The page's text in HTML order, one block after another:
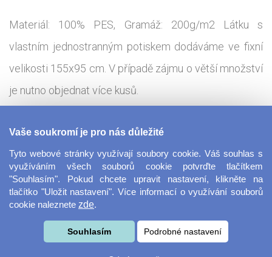
Materiál: 100% PES, Gramáž: 200g/m2 Látku s
vlastním jednostranným potiskem dodáváme ve fixní
velikosti 155x95 cm. V případě zájmu o větší množství
je nutno objednat více kusů.
Látka s potiskem dle Vašeho návrhu vhodná pro
výrobu sportovního a reklamního oblečení, nebo
bannerů. Stačí umístit libovolný vzor, fotografii, text či
koláž a my vám ji vyrobíme na míru. Osnovaná látka
Vaše soukromí je pro nás důležité
Tyto webové stránky využívají soubory cookie. Váš souhlas s
využíváním všech souborů cookie potvrďte tlačítkem
"Souhlasím". Pokud chcete upravit nastavení, klikněte na
tlačítko "Uložit nastavení". Více informací o využívání souborů
cookie naleznete zde.
Souhlasím Podrobné nastavení